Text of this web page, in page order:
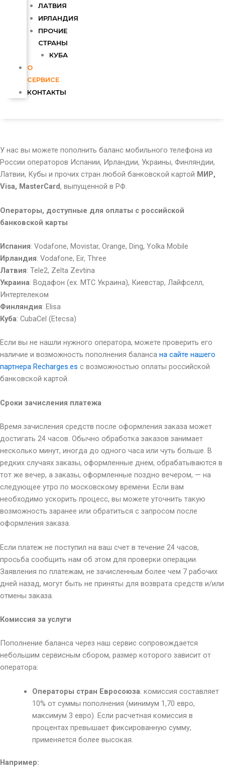
ЛАТВИЯ
ИРЛАНДИЯ
ПРОЧИЕ
СТРАНЫ
КУБА
О
СЕРВИСЕ
КОНТАКТЫ
У нас вы можете пополнить баланс мобильного телефона из
России операторов Испании, Ирландии, Украины, Финляндии,
Латвии, Кубы и прочих стран любой банковской картой МИР,
Visa, MasterCard, выпущенной в РФ.
Операторы, доступные для оплаты с российской
банковской карты
Испания: Vodafone, Movistar, Orange, Ding, Yolka Mobile
Ирландия: Vodafone, Eir, Three
Латвия: Tele2, Zelta Zevtina
Украина: Водафон (ех. МТС Украина), Киевстар, Лайфселл,
Интертелеком
Финляндия: Elisa
Куба: CubaCel (Etecsa)
Если вы не нашли нужного оператора, можете проверить его
наличие и возможность пополнения баланса на сайте нашего
партнера Recharges.es с возможностью оплаты российской
банковской картой.
Сроки зачисления платежа
Время зачисления средств после оформления заказа может
достигать 24 часов. Обычно обработка заказов занимает
несколько минут, иногда до одного часа или чуть больше. В
редких случаях заказы, оформленные днем, обрабатываются в
тот же вечер, а заказы, оформленные поздно вечером, — на
следующее утро по московскому времени. Если вам
необходимо ускорить процесс, вы можете уточнить такую
возможность заранее или обратиться с запросом после
оформления заказа.
Если платеж не поступил на ваш счет в течение 24 часов,
просьба сообщить нам об этом для проверки операции.
Заявления по платежам, не зачисленным более чем 7 рабочих
дней назад, могут быть не приняты для возврата средств и/или
отмены заказа.
Комиссия за услуги
Пополнение баланса через наш сервис сопровождается
небольшим сервисным сбором, размер которого зависит от
оператора:
Операторы стран Евросоюза: комиссия составляет
10% от суммы пополнения (минимум 1,70 евро,
максимум 3 евро). Если расчетная комиссия в
процентах превышает фиксированную сумму,
применяется более высокая.
Например: